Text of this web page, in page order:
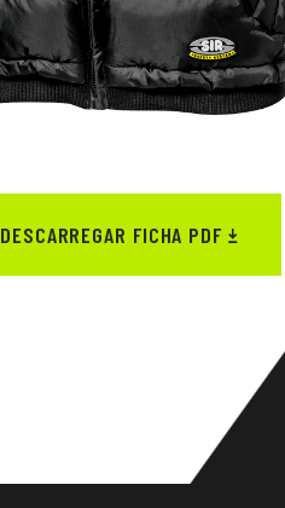
DESCARREGAR FICHA PDF